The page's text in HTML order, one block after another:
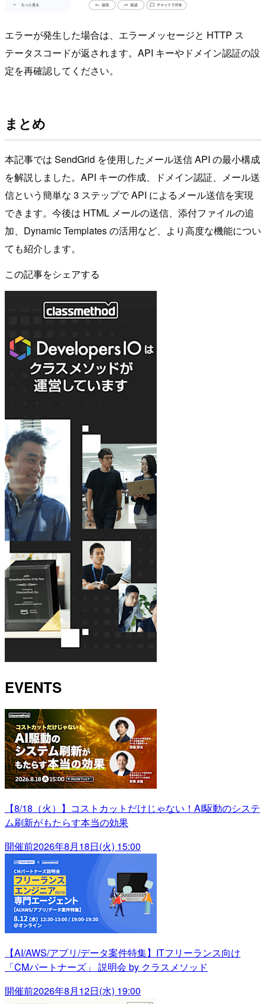
エラーが発生した場合は、エラーメッセージと HTTP ス
テータスコードが返されます。API キーやドメイン認証の設
定を再確認してください。
まとめ
本記事では SendGrid を使用したメール送信 API の最小構成
を解説しました。API キーの作成、ドメイン認証、メール送
信という簡単な 3 ステップで API によるメール送信を実現
できます。今後は HTML メールの送信、添付ファイルの追
加、Dynamic Templates の活用など、より高度な機能につい
ても紹介します。
この記事をシェアする
EVENTS
【8/18（火）】コストカットだけじゃない！AI駆動のシステ
ム刷新がもたらす本当の効果
開催前2026年8月18日(火) 15:00
【AI/AWS/アプリ/データ案件特集】ITフリーランス向け
「CMパートナーズ」 説明会 by クラスメソッド
開催前2026年8月12日(水) 19:00